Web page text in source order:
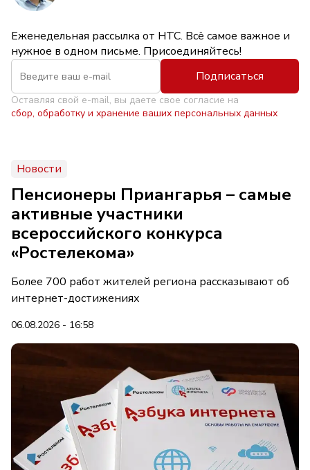
Еженедельная рассылка от НТС. Всё самое важное и
нужное в одном письме. Присоединяйтесь!
Подписаться
Оставляя свой e-mail, вы даете свое согласие на
сбор, обработку и хранение ваших персональных данных
Новости
Пенсионеры Приангарья – самые
активные участники
всероссийского конкурса
«Ростелекома»
Более 700 работ жителей региона рассказывают об
интернет-достижениях
06.08.2026 - 16:58